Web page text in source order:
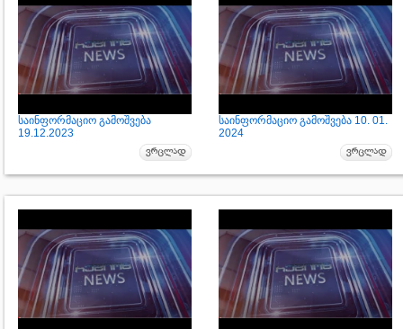
საინფორმაციო გამოშვება
19.12.2023
საინფორმაციო გამოშვება 10. 01.
2024